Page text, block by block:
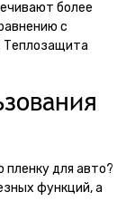
более
с
Теплозащита
пленку для авто?
функций, а